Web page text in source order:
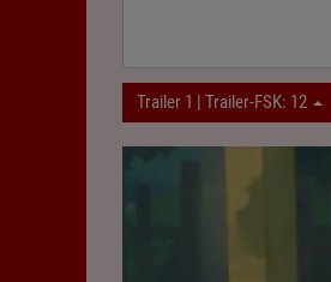
Trailer 1 | Trailer-FSK: 12